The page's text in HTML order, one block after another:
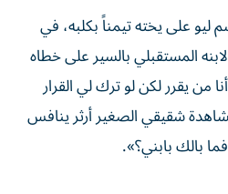
ليو على يخته تيمناً بكلبه، في
المستقبلي بالسير على خطاه
من يقرر لكن لو ترك لي القرار
شقيقي الصغير أرثر ينافس
بالك بابني؟».